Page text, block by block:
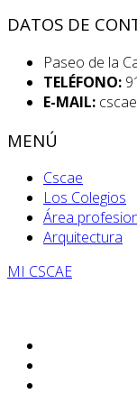
DATOS DE
Paseo de la
TELÉFONO:
E-MAIL:
MENÚ
Cscae
Los Colegios
Área
Arquitectura
MI CSCAE